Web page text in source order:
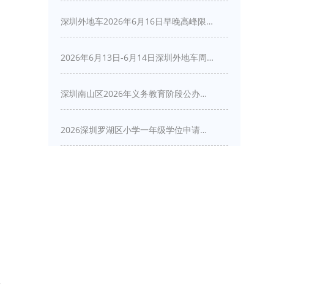
深圳外地车2026年6月16日早晚高峰限行详情
2026年6月13日-6月14日深圳外地车周末限行吗
深圳南山区2026年义务教育阶段公办学校新生入学申请指南
2026深圳罗湖区小学一年级学位申请指南